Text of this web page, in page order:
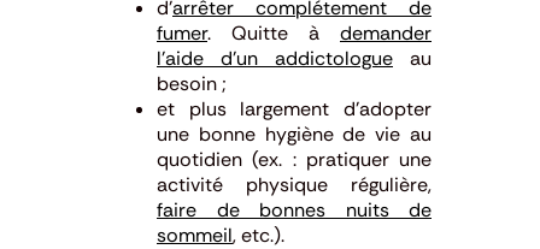
d’arrêter complétement de
fumer. Quitte à demander
l’aide d’un addictologue au
besoin ;
et plus largement d’adopter
une bonne hygiène de vie au
quotidien (ex. : pratiquer une
activité physique régulière,
faire de bonnes nuits de
sommeil, etc.).